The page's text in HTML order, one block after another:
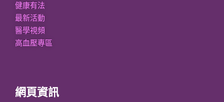
健康有法
最新活動
醫學視頻
高血壓專區
網頁資訊